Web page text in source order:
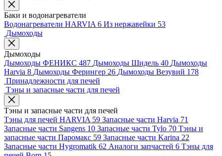
Баки и водонагреватели
Водонагреватели HARVIA 6 Из нержавейки 53
Дымоходы
Дымоходы
Дымоходы ФЕНИКС 487 Дымоходы Шидель 40 Дымоходы
Harvia 8 Дымоходы Ферингер 26 Дымоходы Везувий 178
Принадлежности для печей
Тэны и запасные части для печей
Тэны и запасные части для печей
Тэны для печей HARVIA 59 Запасные части Harvia 71
Запасные части Sangens 10 Запасные части Tylo 70 Тэны и
запасные части Паромакс 59 Запасные части Karina 22
Запасные части Hygromatik 62 Аналоги запчастей 6 Тэны для